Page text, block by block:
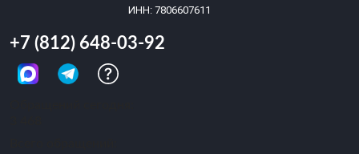
ИНН: 7806607611
+7 (812) 648-03-92